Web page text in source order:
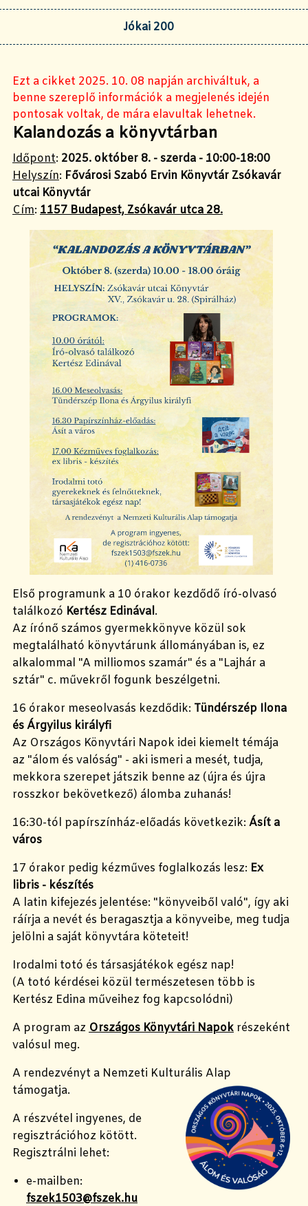
Jókai 200
Ezt a cikket 2025. 10. 08 napján archiváltuk, a
benne szereplő információk a megjelenés idején
pontosak voltak, de mára elavultak lehetnek.
Kalandozás a könyvtárban
Időpont: 2025. október 8. - szerda - 10:00-18:00
Helyszín: Fővárosi Szabó Ervin Könyvtár Zsókavár
utcai Könyvtár
Cím: 1157 Budapest, Zsókavár utca 28.
Első programunk a 10 órakor kezdődő író-olvasó
találkozó Kertész Edinával.
Az írónő számos gyermekkönyve közül sok
megtalálható könyvtárunk állományában is, ez
alkalommal "A milliomos szamár" és a "Lajhár a
sztár" c. művekről fogunk beszélgetni.
16 órakor meseolvasás kezdődik: Tündérszép Ilona
és Árgyilus királyfi
Az Országos Könyvtári Napok idei kiemelt témája
az "álom és valóság" - aki ismeri a mesét, tudja,
mekkora szerepet játszik benne az (újra és újra
rosszkor bekövetkező) álomba zuhanás!
16:30-tól papírszínház-előadás következik: Ásít a
város
17 órakor pedig kézműves foglalkozás lesz: Ex
libris - készítés
A latin kifejezés jelentése: "könyveiből való", így aki
ráírja a nevét és beragasztja a könyveibe, meg tudja
jelölni a saját könyvtára köteteit!
Irodalmi totó és társasjátékok egész nap!
(A totó kérdései közül természetesen több is
Kertész Edina műveihez fog kapcsolódni)
A program az Országos Könyvtári Napok részeként
valósul meg.
A rendezvényt a Nemzeti Kulturális Alap
támogatja.
A részvétel ingyenes, de
regisztrációhoz kötött.
Regisztrálni lehet:
e-mailben:
fszek1503@fszek.hu